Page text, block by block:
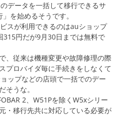
データを一括して移行できるサ
を始めるそうです。
スが利用できるのはauショップ
315円だが9月30日までは無料で
、従来は機種変更や故障修理の際
プロバイダ毎に手続きをしなくて
ップなどの店頭で一括でのデー
そうな。
2、W51Pを除くW5xシリー
・移行先共に対応している必要が